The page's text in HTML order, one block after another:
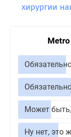
хирургии
Может
Ну нет, это